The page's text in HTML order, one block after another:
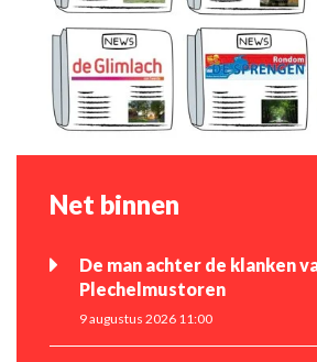
Net binnen
De man achter de klanken
Plechelmustoren
9 augustus 2026 11:00